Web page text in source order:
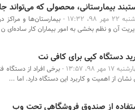
بیمارستانی، محصولی که می‌تواند
98، 17:32 -
بیمارستان‌ها و
آن و نظم بخشی به امور بیماران کار ساده‌ای
دستگاه کپی برای کافی نت
17 مهر 98، 13:57 -
برخی افراد از
نشان از اهمیت و کاربرد این دستگاه دارد. اما ...
از صندوق فروشگاهی تحت وب